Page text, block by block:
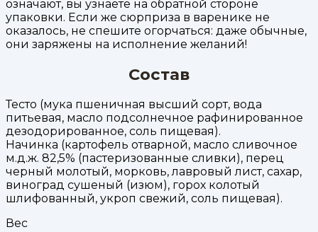
означают, вы узнаете на обратной стороне
упаковки. Если же сюрприза в варенике не
оказалось, не спешите огорчаться: даже обычные,
они заряжены на исполнение желаний!
Состав
Тесто (мука пшеничная высший сорт, вода
питьевая, масло подсолнечное рафинированное
дезодорированное, соль пищевая).
Начинка (картофель отварной, масло сливочное
м.д.ж. 82,5% (пастеризованные сливки), перец
черный молотый, морковь, лавровый лист, сахар,
виноград сушеный (изюм), горох колотый
шлифованный, укроп свежий, соль пищевая).
Вес